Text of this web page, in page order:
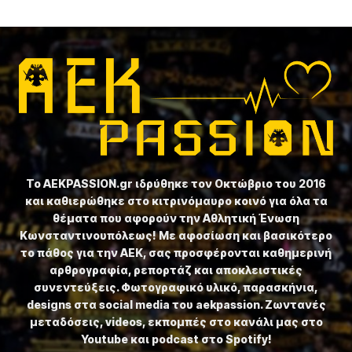
Το ⁦AEKPASSION.gr⁩ ιδρύθηκε τον Οκτώβριο του 2016
και καθιερώθηκε στο κιτρινόμαυρο κοινό για όλα τα
θέματα που αφορούν την Αθλητική Ένωση
Κωνσταντινουπόλεως! Με αφοσίωση και βασικότερο
το πάθος για την ΑΕΚ, σας προσφέρονται καθημερινή
αρθρογραφία, ρεπορτάζ και αποκλειστικές
συνεντεύξεις. Φωτογραφικό υλικό, παρασκήνια,
designs στα social media του aekpassion. Ζωντανές
μεταδόσεις, videos, εκπομπές στο κανάλι μας στο
Youtube και podcast στο Spotify!